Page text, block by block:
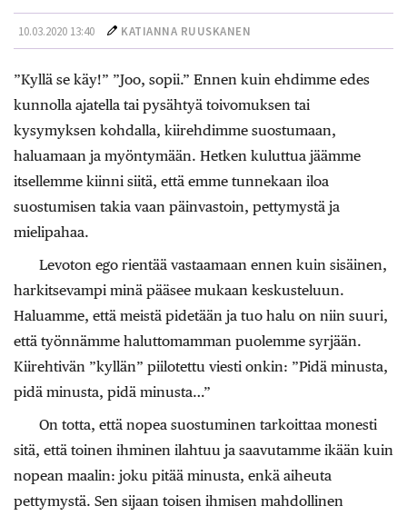
10.03.2020 13:40 KATIANNA RUUSKANEN
”Kyllä se käy!” ”Joo, sopii.” Ennen kuin ehdimme edes
kunnolla ajatella tai pysähtyä toivomuksen tai
kysymyksen kohdalla, kiirehdimme suostumaan,
haluamaan ja myöntymään. Hetken kuluttua jäämme
itsellemme kiinni siitä, että emme tunnekaan iloa
suostumisen takia vaan päinvastoin, pettymystä ja
mielipahaa.
Levoton ego rientää vastaamaan ennen kuin sisäinen,
harkitsevampi minä pääsee mukaan keskusteluun.
Haluamme, että meistä pidetään ja tuo halu on niin suuri,
että työnnämme haluttomamman puolemme syrjään.
Kiirehtivän ”kyllän” piilotettu viesti onkin: ”Pidä minusta,
pidä minusta, pidä minusta…”
On totta, että nopea suostuminen tarkoittaa monesti
sitä, että toinen ihminen ilahtuu ja saavutamme ikään kuin
nopean maalin: joku pitää minusta, enkä aiheuta
pettymystä. Sen sijaan toisen ihmisen mahdollinen